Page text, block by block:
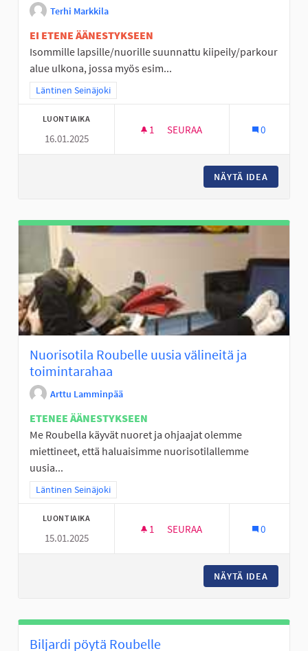
Terhi Markkila
EI ETENE ÄÄNESTYKSEEN
Isommille lapsille/nuorille suunnattu kiipeily/parkour
alue ulkona, jossa myös esim...
Rajaa tulokset teeman mukaan: Läntinen Seinäjoki
Läntinen Seinäjoki
LUONTIAIKA
16.01.2025
1 1 SEURAAJA
SEURAA 0
NÄYTÄ IDEA
Nuorisotila Roubelle uusia välineitä ja
toimintarahaa
Arttu Lamminpää
ETENEE ÄÄNESTYKSEEN
Me Roubella käyvät nuoret ja ohjaajat olemme
miettineet, että haluaisimme nuorisotilallemme
uusia...
Rajaa tulokset teeman mukaan: Läntinen Seinäjoki
Läntinen Seinäjoki
LUONTIAIKA
15.01.2025
1 1 SEURAAJA
SEURAA 0
NÄYTÄ IDEA
Biljardi pöytä Roubelle